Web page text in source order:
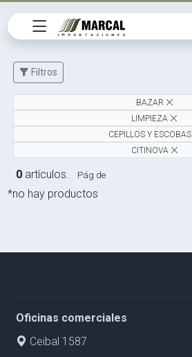
Filtros
BAZAR
LIMPIEZA
CEPILLOS Y ESCOBAS
CITINOVA
*no hay productos
0 artículos. Pág de
Oficinas comerciales
Ceibal 1587